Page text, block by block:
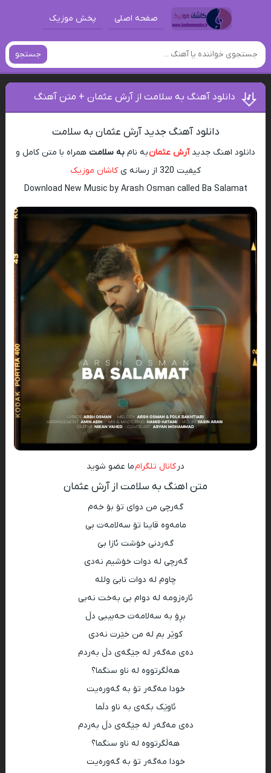
صفحه اصلی پخش موزیک
جستجو
دانلود آهنگ به سلامت از آرش عثمان + متن آهنگ
دانلود آهنگ جدید آرش عثمان به سلامت
دانلود اهنگ جدیدآرش عثمانبه نام به سلامت همراه با متن کامل و
کیفیت 320 از رسانه ی
کاشان موزیک
Download New Music by Arash Osman called Ba Salamat
در کانال تلگرامما عضو شوید
متن اهنگ به سلامت از آرش عثمان
گەرچی من دوای تۆ بۆ خەم
مامەوە قاینا تۆ سەلامەت بی
گەردنی خۆشت ئازا بێ
گەرچی لە دوات خۆشیم نەدی
چاوم لە دوات نابێ وللە
ئارەزومە لە دوام بێ بەخت نەبی
بڕۆ بە سەلامەت حەبیبی دڵ
کوێر بم لە من خێرت نەدی
دەی مەگەر لە جێگەی دڵ بەردم
هەڵگرتووە لە ناو سنگما؟
خودا مەگەر تۆ بە گەورەیت
ئاوێک بکەی بە ناو دڵما
دەی مەگەر لە جێگەی دڵ بەردم
هەڵگرتووە لە ناو سنگما؟
خودا مەگەر تۆ بە گەورەیت